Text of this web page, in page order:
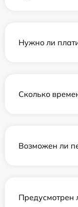
Нужно ли
Сколько
Возможен ли
Предусмотрен